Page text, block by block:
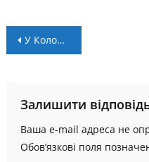
Навігація
У Коломиї відбувся турнір з гандболу серед дітей (+ ВІДЕО)
Залишити
Ваша e-mail адреса не
Обов’язкові поля